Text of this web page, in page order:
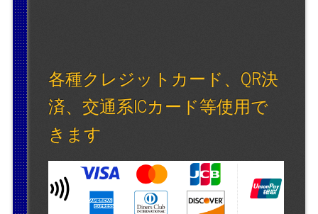
各種クレジットカード、QR決
済、交通系ICカード等使用で
きます